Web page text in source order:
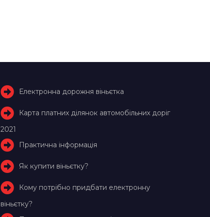
Електронна дорожня віньєтка
Карта платних ділянок автомобільних доріг
2021
Практична інформація
Як купити віньєтку?
Кому потрібно придбати електронну
віньєтку?